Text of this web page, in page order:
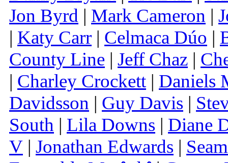
Jon Byrd | Mark Cameron |
| Katy Carr | Celmaca Dúo |
County Line | Jeff Chaz |
| Charley Crockett | Daniels
Davidsson | Guy Davis |
South | Lila Downs | Diane
V | Jonathan Edwards |